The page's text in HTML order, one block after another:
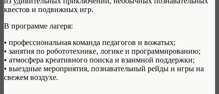
квестов и подвижных игр.
В программе лагеря:
• профессиональная команда педагогов и вожатых;
• занятия по робототехнике, логике и программированию;
• атмосфера креативного поиска и взаимной поддержки;
• выездные мероприятия, познавательный рейды и игры на
свежем воздухе.